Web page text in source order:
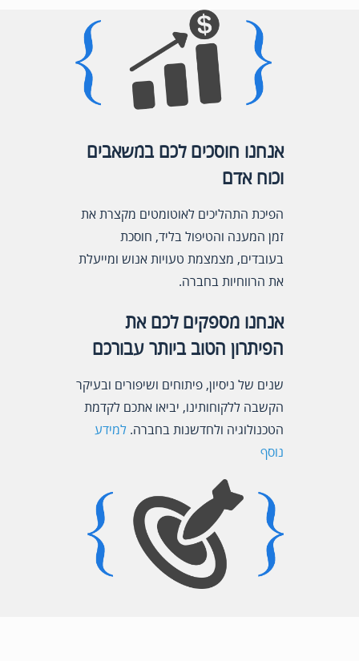
אנחנו חוסכים לכם במשאבים
וכוח אדם
הפיכת התהליכים לאוטומטים מקצרת את
זמן המענה והטיפול בליד, חוסכת
בעובדים, מצמצמת טעויות אנוש ומייעלת
את הרווחיות בחברה.
אנחנו מספקים לכם את
הפיתרון הטוב ביותר עבורכם
שנים של ניסיון, פיתוחים ושיפורים ובעיקר
הקשבה ללקוחותינו, יביאו אתכם לקדמת
הטכנולוגיה ולחדשנות בחברה. למידע
נוסף